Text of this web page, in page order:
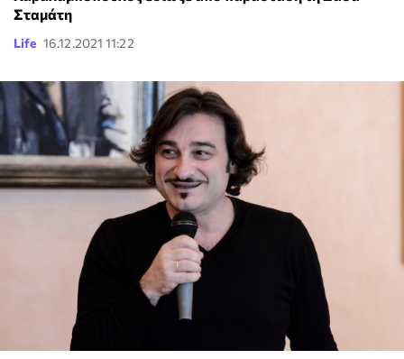
Σταμάτη
Life 16.12.2021 11:22